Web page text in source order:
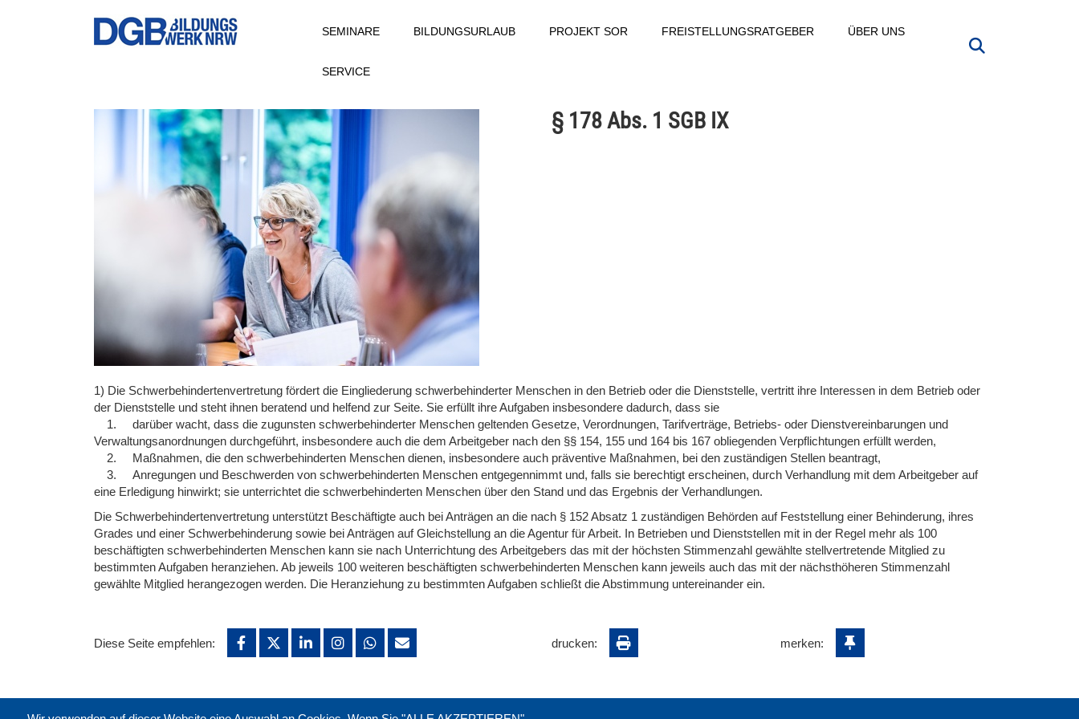
SEMINARE BILDUNGSURLAUB PROJEKT SOR FREISTELLUNGSRATGEBER ÜBER UNS
SERVICE
§ 178 Abs. 1 SGB IX
1) Die Schwerbehindertenvertretung fördert die Eingliederung schwerbehinderter Menschen in den Betrieb oder die Dienststelle, vertritt ihre Interessen in dem Betrieb oder
der Dienststelle und steht ihnen beratend und helfend zur Seite. Sie erfüllt ihre Aufgaben insbesondere dadurch, dass sie
1. darüber wacht, dass die zugunsten schwerbehinderter Menschen geltenden Gesetze, Verordnungen, Tarifverträge, Betriebs- oder Dienstvereinbarungen und
Verwaltungsanordnungen durchgeführt, insbesondere auch die dem Arbeitgeber nach den §§ 154, 155 und 164 bis 167 obliegenden Verpflichtungen erfüllt werden,
2. Maßnahmen, die den schwerbehinderten Menschen dienen, insbesondere auch präventive Maßnahmen, bei den zuständigen Stellen beantragt,
3. Anregungen und Beschwerden von schwerbehinderten Menschen entgegennimmt und, falls sie berechtigt erscheinen, durch Verhandlung mit dem Arbeitgeber auf
eine Erledigung hinwirkt; sie unterrichtet die schwerbehinderten Menschen über den Stand und das Ergebnis der Verhandlungen.
Die Schwerbehindertenvertretung unterstützt Beschäftigte auch bei Anträgen an die nach § 152 Absatz 1 zuständigen Behörden auf Feststellung einer Behinderung, ihres
Grades und einer Schwerbehinderung sowie bei Anträgen auf Gleichstellung an die Agentur für Arbeit. In Betrieben und Dienststellen mit in der Regel mehr als 100
beschäftigten schwerbehinderten Menschen kann sie nach Unterrichtung des Arbeitgebers das mit der höchsten Stimmenzahl gewählte stellvertretende Mitglied zu
bestimmten Aufgaben heranziehen. Ab jeweils 100 weiteren beschäftigten schwerbehinderten Menschen kann jeweils auch das mit der nächsthöheren Stimmenzahl
gewählte Mitglied herangezogen werden. Die Heranziehung zu bestimmten Aufgaben schließt die Abstimmung untereinander ein.
Diese Seite empfehlen: drucken: merken: